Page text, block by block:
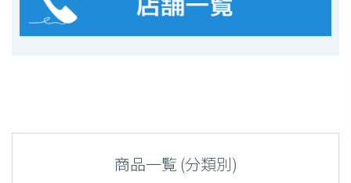
商品一覧 (分類別)